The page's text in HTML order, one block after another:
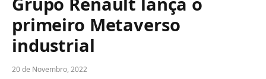
primeiro Metaverso
industrial
20 de Novembro, 2022